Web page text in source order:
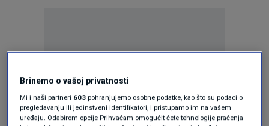
Oglas
Brinemo o vašoj privatnosti
Mi i naši partneri 603 pohranjujemo osobne podatke, kao što su podaci o
pregledavanju ili jedinstveni identifikatori, i pristupamo im na vašem
uređaju. Odabirom opcije Prihvaćam omogućit ćete tehnologije praćenja